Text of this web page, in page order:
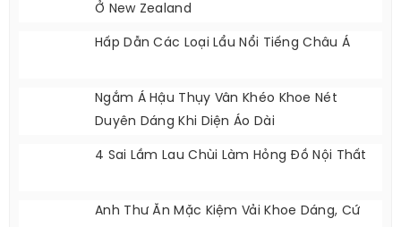
Ở New Zealand
Hấp Dẫn Các Loại Lẩu Nổi Tiếng Châu Á
Ngắm Á Hậu Thụy Vân Khéo Khoe Nét
Duyên Dáng Khi Diện Áo Dài
4 Sai Lầm Lau Chùi Làm Hỏng Đồ Nội Thất
Anh Thư Ăn Mặc Kiệm Vải Khoe Dáng, Cứ